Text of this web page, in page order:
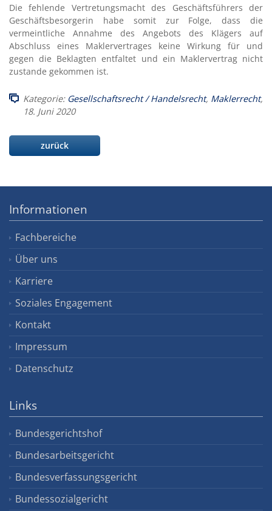
Die fehlende Vertretungsmacht des Geschäftsführers der
Geschäftsbesorgerin habe somit zur Folge, dass die
vermeintliche Annahme des Angebots des Klägers auf
Abschluss eines Maklervertrages keine Wirkung für und
gegen die Beklagten entfaltet und ein Maklervertrag nicht
zustande gekommen ist.
Kategorie: Gesellschaftsrecht / Handelsrecht, Maklerrecht,
18. Juni 2020
zurück
Informationen
Fachbereiche
Über uns
Karriere
Soziales Engagement
Kontakt
Impressum
Datenschutz
Links
Bundesgerichtshof
Bundesarbeitsgericht
Bundesverfassungsgericht
Bundessozialgericht